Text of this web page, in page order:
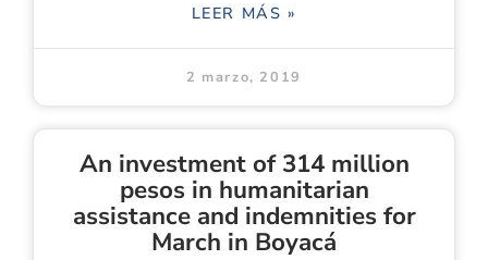
LEER MÁS »
2 marzo, 2019
An investment of 314 million
pesos in humanitarian
assistance and indemnities for
March in Boyacá